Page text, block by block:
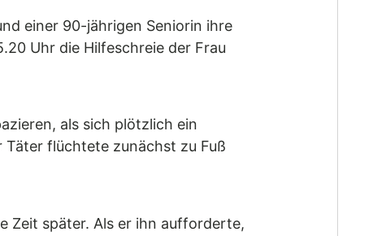
einer 90-jährigen Seniorin ihre
Uhr die Hilfeschreie der Frau
als sich plötzlich ein
flüchtete zunächst zu Fuß
Zeit später. Als er ihn aufforderte,